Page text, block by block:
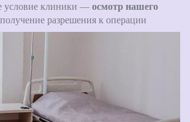
условие клиники — осмотр нашего
разрешения к операции